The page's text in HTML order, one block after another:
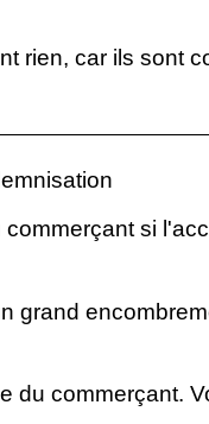
rien, car ils sont
si
grand
commerçant.